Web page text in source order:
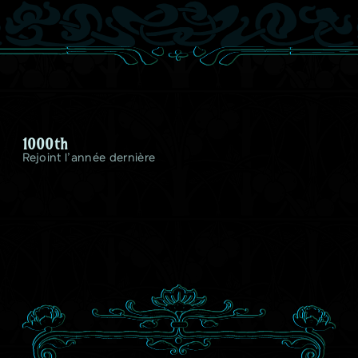
1000th
Rejoint l’année dernière